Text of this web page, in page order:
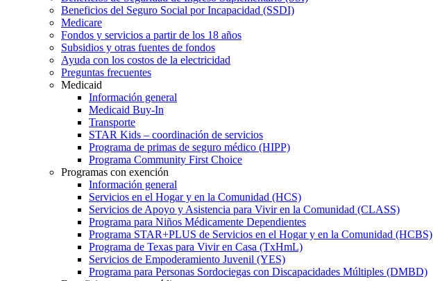
Beneficios del Seguro Social por Incapacidad (SSDI)
Medicare
Fondos y servicios a partir de los 18 años
Subsidios y otras fuentes de fondos
Ayuda con los costos de la electricidad
Preguntas frecuentes
Medicaid
Información general
Medicaid Buy-In
Transporte
STAR Kids – coordinación de servicios
Programa de primas de seguro médico (HIPP)
Programa Community First Choice
Programas con exención
Información general
Servicios en el Hogar y en la Comunidad (HCS)
Servicios de Apoyo y Asistencia para Vivir en la Comunidad (CLASS)
Programa para Niños Médicamente Dependientes
Programa STAR+PLUS de Servicios en el Hogar y en la Comunidad (HCBS)
Programa de Texas para Vivir en Casa (TxHmL)
Servicios de Empoderamiento Juvenil (YES)
Programa para Personas Sordociegas con Discapacidades Múltiples (DMBD)